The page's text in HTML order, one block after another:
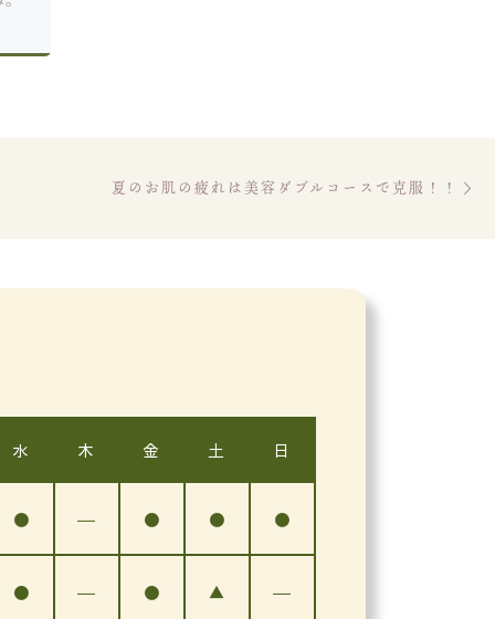
夏のお肌の疲れは美容ダブルコースで克服！！
水 木 金 土 日
● ― ● ● ●
● ― ● ▲ ―